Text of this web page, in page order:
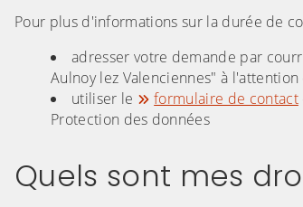
Pour plus d'informations sur la durée de
adresser votre demande par
Aulnoy lez Valenciennes" à
utiliser le
formulaire de contact
Protection des données
Quels sont mes